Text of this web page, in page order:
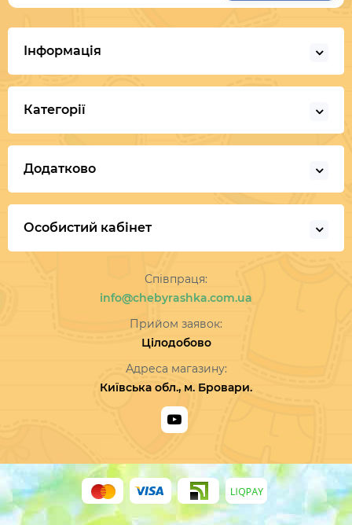
Інформація
Категорії
Додатково
Особистий кабінет
Співпраця:
info@chebyrashka.com.ua
Прийом заявок:
Цілодобово
Адреса магазину:
Київська обл., м. Бровари.